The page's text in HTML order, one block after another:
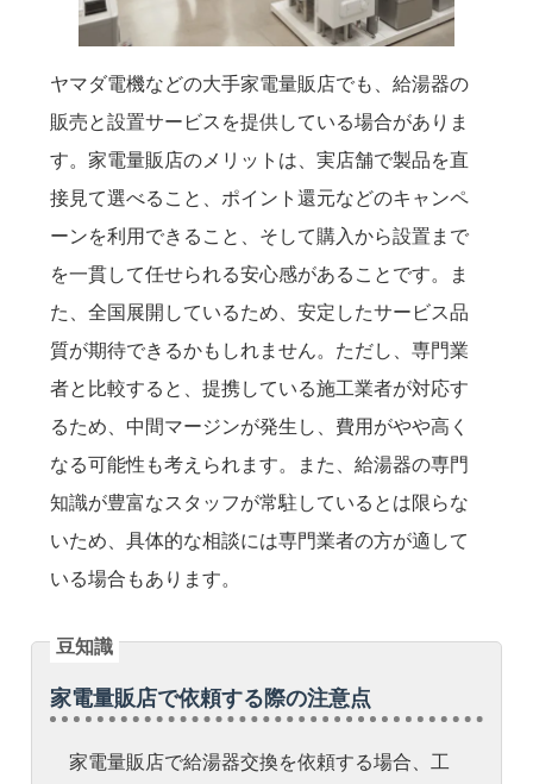
ヤマダ電機などの大手家電量販店でも、給湯器の
販売と設置サービスを提供している場合がありま
す。家電量販店のメリットは、実店舗で製品を直
接見て選べること、ポイント還元などのキャンペ
ーンを利用できること、そして購入から設置まで
を一貫して任せられる安心感があることです。ま
た、全国展開しているため、安定したサービス品
質が期待できるかもしれません。ただし、専門業
者と比較すると、提携している施工業者が対応す
るため、中間マージンが発生し、費用がやや高く
なる可能性も考えられます。また、給湯器の専門
知識が豊富なスタッフが常駐しているとは限らな
いため、具体的な相談には専門業者の方が適して
いる場合もあります。
家電量販店で依頼する際の注意点
家電量販店で給湯器交換を依頼する場合、工